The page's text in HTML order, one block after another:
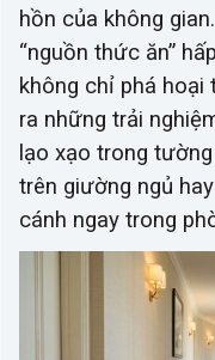
hồn của không
“nguồn thức ăn”
không chỉ phá hoại
ra những trải
lạo xạo trong
trên giường ngủ
cánh ngay trong